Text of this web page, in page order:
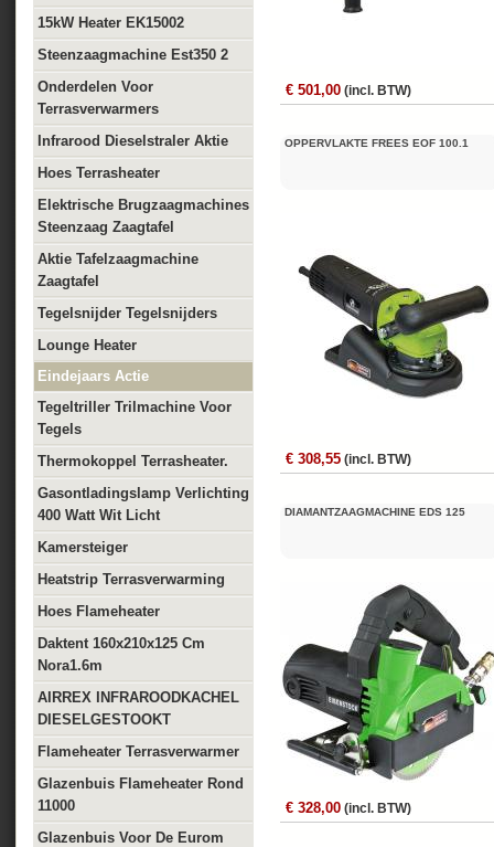
15kW Heater EK15002
Steenzaagmachine Est350 2
Onderdelen Voor
Terrasverwarmers
Infrarood Dieselstraler Aktie
Hoes Terrasheater
Elektrische Brugzaagmachines
Steenzaag Zaagtafel
Aktie Tafelzaagmachine
Zaagtafel
Tegelsnijder Tegelsnijders
Lounge Heater
Eindejaars Actie
Tegeltriller Trilmachine Voor
Tegels
Thermokoppel Terrasheater.
Gasontladingslamp Verlichting
400 Watt Wit Licht
Kamersteiger
Heatstrip Terrasverwarming
Hoes Flameheater
Daktent 160x210x125 Cm
Nora1.6m
AIRREX INFRAROODKACHEL
DIESELGESTOOKT
Flameheater Terrasverwarmer
Glazenbuis Flameheater Rond
11000
Glazenbuis Voor De Eurom
€ 501,00 (incl. BTW)
OPPERVLAKTE FREES EOF 100.1
€ 308,55 (incl. BTW)
DIAMANTZAAGMACHINE EDS 125
€ 328,00 (incl. BTW)